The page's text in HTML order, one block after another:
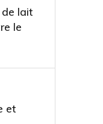
lait
le
et